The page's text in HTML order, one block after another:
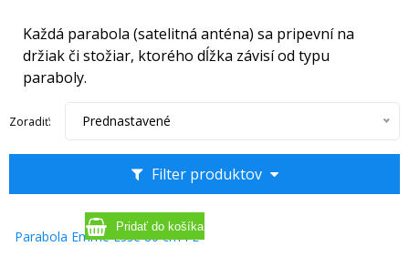
Každá parabola (satelitná anténa) sa pripevní na
držiak či stožiar, ktorého dĺžka závisí od typu
paraboly.
Filter produktov
Zoradiť: Prednastavené
Parabola Emme Esse 80 cm FE